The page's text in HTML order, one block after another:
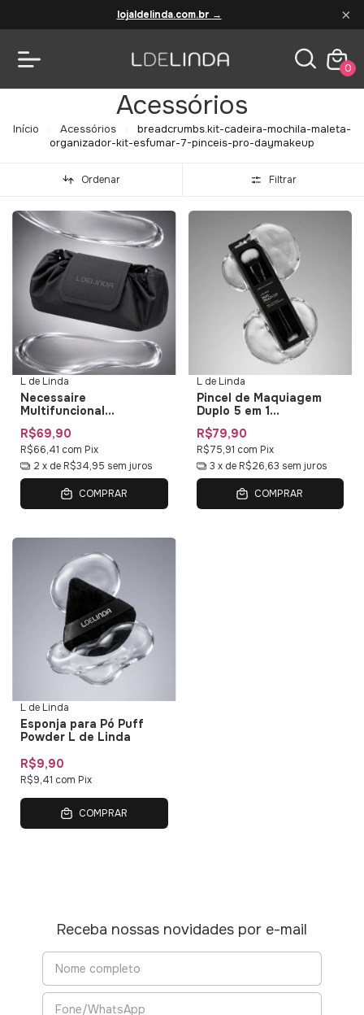
lojaldelinda.com.br → ×
0
Acessórios
Início Acessórios
breadcrumbs.kit-cadeira-mochila-maleta-
organizador-kit-esfumar-7-pinceis-pro-daymakeup
Ordenar Filtrar
L de Linda
Necessaire
Multifuncional
Impermeável L de Linda
— Bolsa de Maquiagem
com Organizadores
R$69,90
R$66,41 com Pix
2 x de R$34,95 sem juros
COMPRAR
L de Linda
Pincel de Maquiagem
Duplo 5 em 1
Multifuncional Duo Multi
01 L de Linda
R$79,90
R$75,91 com Pix
3 x de R$26,63 sem juros
COMPRAR
L de Linda
Esponja para Pó Puff
Powder L de Linda
R$9,90
R$9,41 com Pix
COMPRAR
Receba nossas novidades por e-mail